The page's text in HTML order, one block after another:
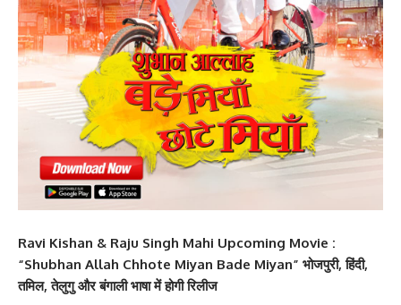
Ravi Kishan & Raju Singh Mahi Upcoming Movie :
“Shubhan Allah Chhote Miyan Bade Miyan” भोजपुरी, हिंदी,
तमिल, तेलुगु और बंगाली भाषा में होगी रिलीज